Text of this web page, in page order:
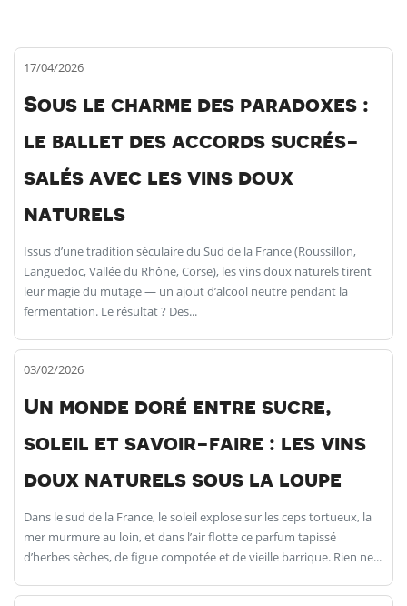
17/04/2026
Sous le charme des paradoxes :
le ballet des accords sucrés-
salés avec les vins doux
naturels
Issus d’une tradition séculaire du Sud de la France (Roussillon,
Languedoc, Vallée du Rhône, Corse), les vins doux naturels tirent
leur magie du mutage — un ajout d’alcool neutre pendant la
fermentation. Le résultat ? Des...
03/02/2026
Un monde doré entre sucre,
soleil et savoir-faire : les vins
doux naturels sous la loupe
Dans le sud de la France, le soleil explose sur les ceps tortueux, la
mer murmure au loin, et dans l’air flotte ce parfum tapissé
d’herbes sèches, de figue compotée et de vieille barrique. Rien ne...